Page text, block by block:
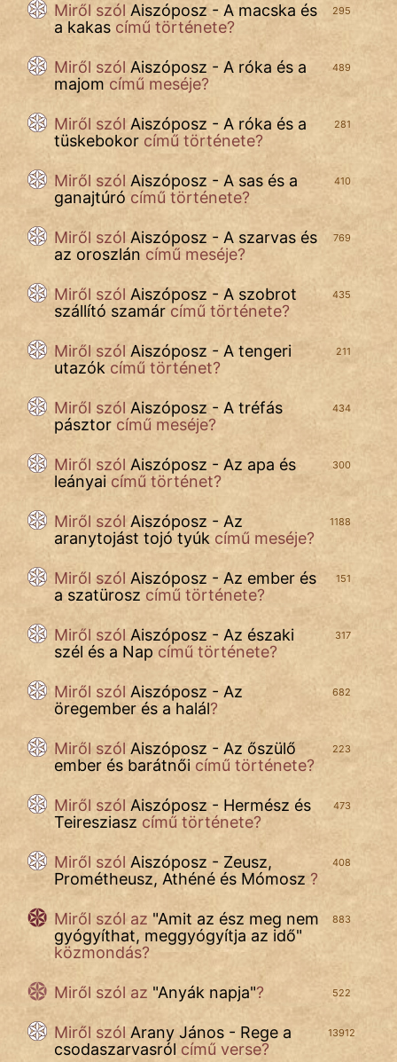
295
Miről szól Aiszóposz - A macska és
a kakas című története?
489
Miről szól Aiszóposz - A róka és a
majom című meséje?
281
Miről szól Aiszóposz - A róka és a
tüskebokor című története?
410
Miről szól Aiszóposz - A sas és a
ganajtúró című története?
769
Miről szól Aiszóposz - A szarvas és
az oroszlán című meséje?
435
Miről szól Aiszóposz - A szobrot
szállító szamár című története?
211
Miről szól Aiszóposz - A tengeri
utazók című történet?
434
Miről szól Aiszóposz - A tréfás
pásztor című meséje?
300
Miről szól Aiszóposz - Az apa és
leányai című történet?
1188
Miről szól Aiszóposz - Az
aranytojást tojó tyúk című meséje?
151
Miről szól Aiszóposz - Az ember és
a szatürosz című története?
317
Miről szól Aiszóposz - Az északi
szél és a Nap című története?
682
Miről szól Aiszóposz - Az
öregember és a halál?
223
Miről szól Aiszóposz - Az őszülő
ember és barátnői című története?
473
Miről szól Aiszóposz - Hermész és
Teiresziasz című története?
408
Miről szól Aiszóposz - Zeusz,
Prométheusz, Athéné és Mómosz ?
883
Miről szól az "Amit az ész meg nem
gyógyíthat, meggyógyítja az idő"
közmondás?
522
Miről szól az "Anyák napja"?
13912
Miről szól Arany János - Rege a
csodaszarvasról című verse?